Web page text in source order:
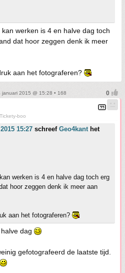
werken is 4 en halve dag toch
dat hoor zeggen denk ik meer
aan het fotograferen?
januari 2015 @ 15:28 • 168
Tickety-boo
15:27 schreef Geo4kanthet
werken is 4 en halve dag toch erg
hoor zeggen denk ik meer aan
aan het fotograferen?
dag
gefotografeerd de laatste tijd.